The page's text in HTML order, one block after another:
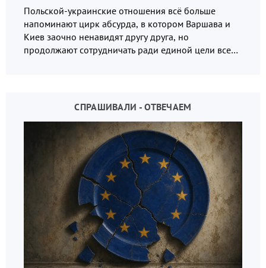
Польской-украинские отношения всё больше
напоминают цирк абсурда, в котором Варшава и
Киев заочно ненавидят другу друга, но
продолжают сотрудничать ради единой цели всех
СПРАШИВАЛИ - ОТВЕЧАЕМ